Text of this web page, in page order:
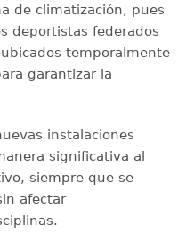
de climatización, pues
deportistas federados
temporalmente
garantizar la
instalaciones
significativa al
siempre que se
afectar